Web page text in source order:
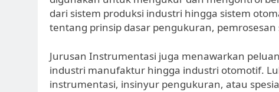
dari sistem produksi industri hingga sistem
tentang prinsip dasar pengukuran,
Jurusan Instrumentasi juga menawarkan
industri manufaktur hingga industri otomotif.
instrumentasi, insinyur pengukuran, atau